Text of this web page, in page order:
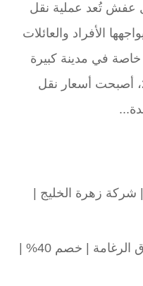
عفش تُعد عملية نقل
الأفراد والعائلات
خاصة في مدينة كبيرة
مثل جدة. ومع دخول عام 2026، أصبحت أسعار نقل
أسعار نقل العفش بجدة 2026 | شركة زهرة الخليج |
شركة نفل عفش بجدة حي ابرق الرغامة | خصم 40% |